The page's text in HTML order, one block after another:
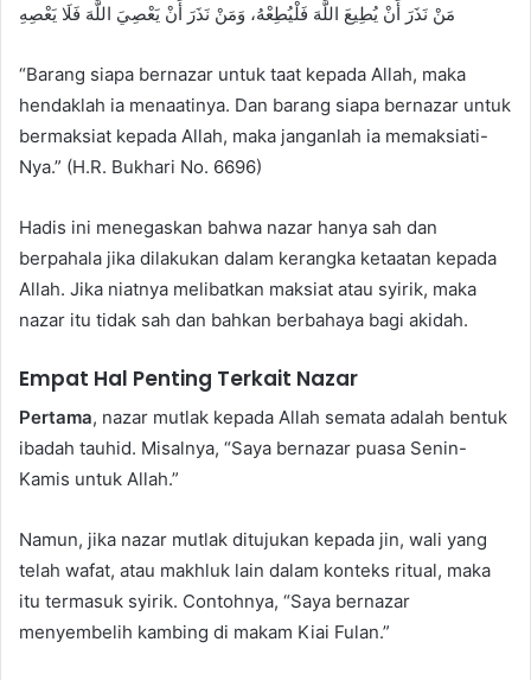
مَنْ نَذَرَ أَنْ يُطِيعَ اللَّهَ فَلْيُطِعْهُ، وَمَنْ نَذَرَ أَنْ يَعْصِيَ اللَّهَ فَلَا يَعْصِهِ
“Barang siapa bernazar untuk taat kepada Allah, maka
hendaklah ia menaatinya. Dan barang siapa bernazar untuk
bermaksiat kepada Allah, maka janganlah ia memaksiati-
Nya.” (H.R. Bukhari No. 6696)
Hadis ini menegaskan bahwa nazar hanya sah dan
berpahala jika dilakukan dalam kerangka ketaatan kepada
Allah. Jika niatnya melibatkan maksiat atau syirik, maka
nazar itu tidak sah dan bahkan berbahaya bagi akidah.
Empat Hal Penting Terkait Nazar
Pertama, nazar mutlak kepada Allah semata adalah bentuk
ibadah tauhid. Misalnya, “Saya bernazar puasa Senin-
Kamis untuk Allah.”
Namun, jika nazar mutlak ditujukan kepada jin, wali yang
telah wafat, atau makhluk lain dalam konteks ritual, maka
itu termasuk syirik. Contohnya, “Saya bernazar
menyembelih kambing di makam Kiai Fulan.”